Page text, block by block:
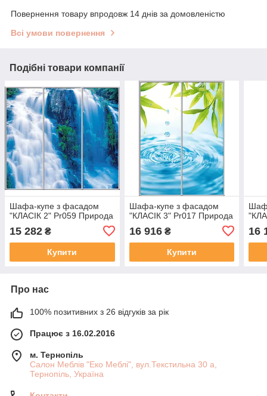
Повернення товару впродовж 14 днів за домовленістю
Всі умови повернення
Подібні товари компанії
Шафа-купе з фасадом
"КЛАСІК 2" Pr059 Природа
15 282 ₴
Купити
Шафа-купе з фасадом
"КЛАСІК 3" Pr017 Природа
16 916₴
Купити
16
Про нас
100% позитивних з 26 відгуків за рік
Працює з 16.02.2016
м. Тернопіль
Салон Меблів "Еко Меблі", вул.Текстильна 30 а,
Тернопіль, Україна